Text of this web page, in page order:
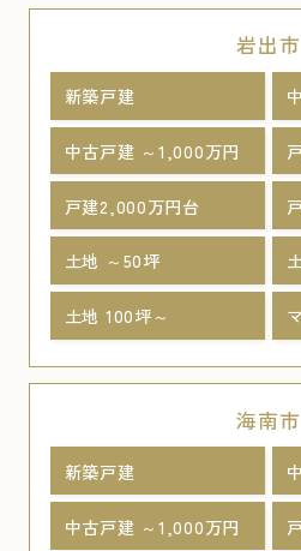
岩出市
新築戸建
中古戸建 ～1,000万円
戸建2,000万円台
土地 ～50坪
土地 100坪～
海南市
新築戸建
中古戸建 ～1,000万円